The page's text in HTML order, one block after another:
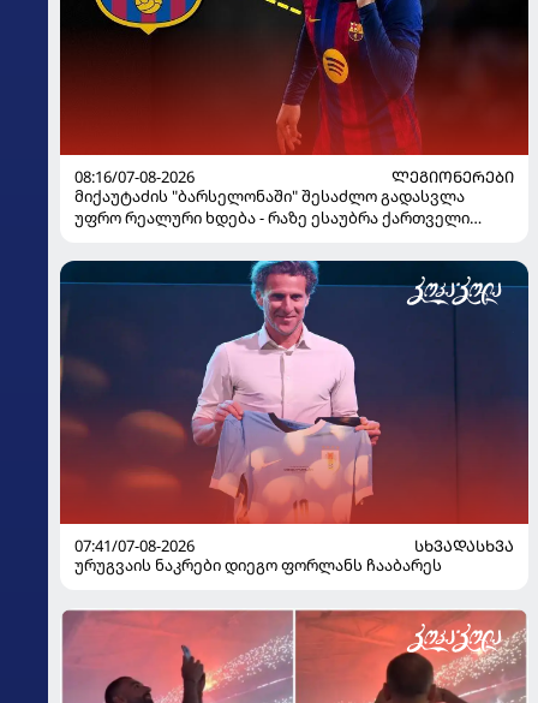
08:16/07-08-2026
ᲚᲔᲒᲘᲝᲜᲔᲠᲔᲑᲘ
მიქაუტაძის "ბარსელონაში" შესაძლო გადასვლა
უფრო რეალური ხდება - რაზე ესაუბრა ქართველი
07:41/07-08-2026
ᲡᲮᲕᲐᲓᲐᲡᲮᲕᲐ
ურუგვაის ნაკრები დიეგო ფორლანს ჩააბარეს